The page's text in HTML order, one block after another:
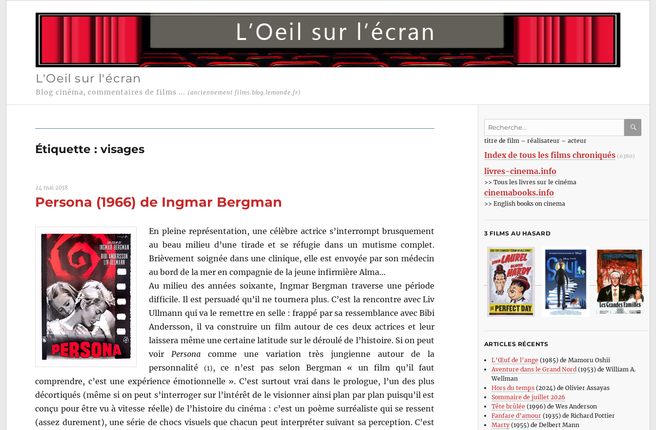
L'Oeil sur l'écran
Blog cinéma, commentaires de films ... (anciennement films.blog.lemonde.fr)
Étiquette :visages
24 mai 2018
Persona (1966) de Ingmar Bergman
En pleine représentation, une célèbre actrice s’interrompt brusquement
au beau milieu d’une tirade et se réfugie dans un mutisme complet.
Brièvement soignée dans une clinique, elle est envoyée par son médecin
au bord de la mer en compagnie de la jeune infirmière Alma…
Au milieu des années soixante, Ingmar Bergman traverse une période
difficile. Il est persuadé qu’il ne tournera plus. C’est la rencontre avec Liv
Ullmann qui va le remettre en selle : frappé par sa ressemblance avec Bibi
Andersson, il va construire un film autour de ces deux actrices et leur
laissera même une certaine latitude sur le déroulé de l’histoire. Si on peut
voir Persona comme une variation très jungienne autour de la
personnalité
(1), ce n’est pas selon Bergman « un film qu’il faut
comprendre, c’est une expérience émotionnelle ». C’est surtout vrai dans le prologue, l’un des plus
décortiqués (même si on peut s’interroger sur l’intérêt de le visionner ainsi plan par plan puisqu’il est
conçu pour être vu à vitesse réelle) de l’histoire du cinéma : c’est un poème surréaliste qui se ressent
(assez durement), une série de chocs visuels que chacun peut interpréter suivant sa perception. C’est
Recherche
:titre de film – réalisateur – acteur
Index de tous les films chroniqués (6380)
livres-cinema.info
>> Tous les livres sur le cinéma
cinemabooks.info
>> English books on cinema
3 FILMS AU HASARD
ARTICLES RÉCENTS
L’Œuf de l’ange (1985) de Mamoru Oshii
Aventure dans le Grand Nord(1953) de William A.
Wellman
Hors du temps(2024) de Olivier Assayas
Sommaire de juillet 2026
Tête brûlée (1996) de Wes Anderson
Fanfare d’amour(1935) de Richard Pottier
Marty(1955) de Delbert Mann